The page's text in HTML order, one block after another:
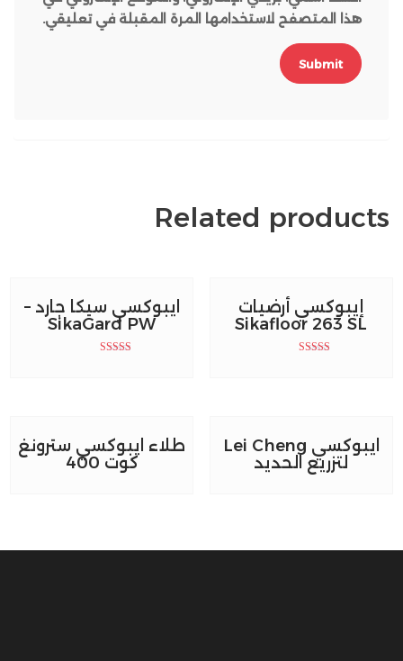
هذا المتصفح لاستخدامها المرة المقبلة في تعليقي.
Related products
إيبوكسي أرضيات
Sikafloor 263 SL
ايبوكسي سيكا جارد –
SikaGard PW
ايبوكسي Lei Cheng
لتزريع الحديد
طلاء ايبوكسي سترونغ
كوت 400